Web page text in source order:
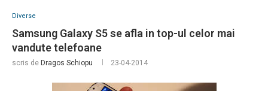
Diverse
Samsung Galaxy S5 se afla in top-ul celor mai
vandute telefoane
scris de Dragos Schiopu 23-04-2014